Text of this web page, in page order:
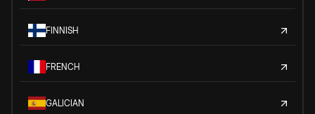
FINNISH
FRENCH
GALICIAN